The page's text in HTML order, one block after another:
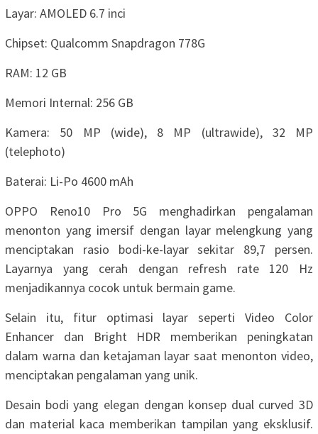
Layar: AMOLED 6.7 inci
Chipset: Qualcomm Snapdragon 778G
RAM: 12 GB
Memori Internal: 256 GB
Kamera: 50 MP (wide), 8 MP (ultrawide), 32 MP
(telephoto)
Baterai: Li-Po 4600 mAh
OPPO Reno10 Pro 5G menghadirkan pengalaman
menonton yang imersif dengan layar melengkung yang
menciptakan rasio bodi-ke-layar sekitar 89,7 persen.
Layarnya yang cerah dengan refresh rate 120 Hz
menjadikannya cocok untuk bermain game.
Selain itu, fitur optimasi layar seperti Video Color
Enhancer dan Bright HDR memberikan peningkatan
dalam warna dan ketajaman layar saat menonton video,
menciptakan pengalaman yang unik.
Desain bodi yang elegan dengan konsep dual curved 3D
dan material kaca memberikan tampilan yang eksklusif.